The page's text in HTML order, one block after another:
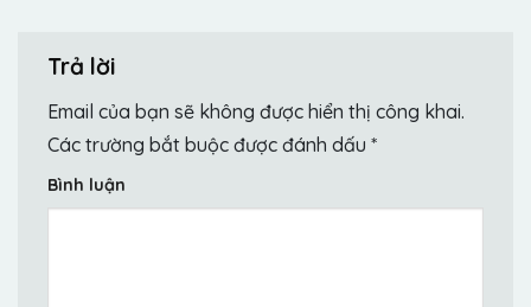
Trả lời
Email của bạn sẽ không được hiển thị công khai.
Các trường bắt buộc được đánh dấu *
Bình luận